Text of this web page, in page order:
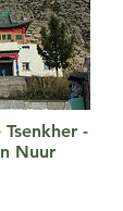
-
Nuur